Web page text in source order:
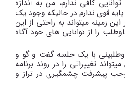
کافی ندارم، من به اندازه
قوی ندارم در حالیکه وجود یک
زمینه میتواند به راحتی از این
را از توانایی های خود آگاه
با یک جلسه گفت و گو و
تغییراتی را در روند برنامه
پیشرفت چشمگیری در تراز و